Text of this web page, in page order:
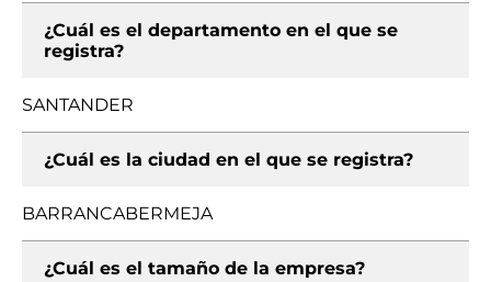
¿Cuál es el departamento en el que se
registra?
SANTANDER
¿Cuál es la ciudad en el que se registra?
BARRANCABERMEJA
¿Cuál es el tamaño de la empresa?